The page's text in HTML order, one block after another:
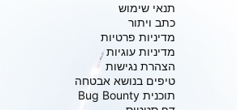
תנאי שימוש
כתב ויתור
מדיניות פרטיות
מדיניות עוגיות
הצהרת נגישות
טיפים בנושא אבטחה
תוכנית Bug Bounty